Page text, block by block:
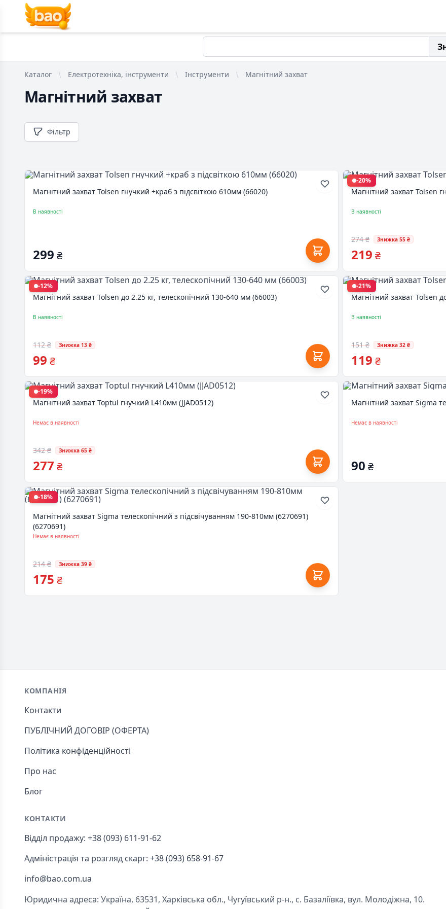
Каталог Електротехніка, інструменти Інструменти Магнітний захват
Магнітний захват
Фільтр
Магнітний захват Tolsen гнучкий +краб з підсвіткою 610мм (66020)
В наявності
299 ₴
-20%
Магнітний захват Tolsen
В наявності
274 ₴ Знижка 55 ₴
219 ₴
-12%
Магнітний захват Tolsen до 2.25 кг, телескопічний 130-640 мм (66003)
В наявності
112 ₴ Знижка 13 ₴
99 ₴
-21%
Магнітний захват Tolsen
В наявності
151 ₴ Знижка 32 ₴
119 ₴
-19%
Магнітний захват Toptul гнучкий L410мм (JJAD0512)
Немає в наявності
342 ₴ Знижка 65 ₴
277 ₴
Магнітний захват Sigma
Немає в наявності
90 ₴
-18%
Магнітний захват Sigma телескопічний з підсвічуванням 190-810мм (6270691)
(6270691)
Немає в наявності
214 ₴ Знижка 39 ₴
175 ₴
Footer
КОМПАНІЯ
Контакти
ПУБЛІЧНИЙ ДОГОВІР (ОФЕРТА)
Політика конфіденційності
Про нас
Блог
КОНТАКТИ
Відділ продажу: +38 (093) 611-91-62
Адміністрація та розгляд скарг: +38 (093) 658-91-67
info@bao.com.ua
Юридична адреса: Україна, 63531, Харківська обл., Чугуївський р-н., с. Базаліївка, вул. Молодіжна, 10.